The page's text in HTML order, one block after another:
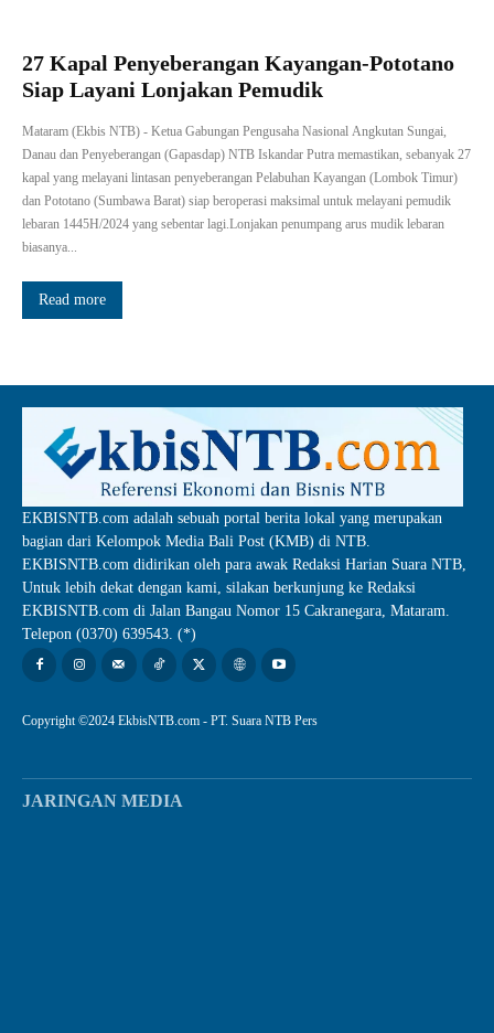
27 Kapal Penyeberangan Kayangan-Pototano
Siap Layani Lonjakan Pemudik
Mataram (Ekbis NTB) - Ketua Gabungan Pengusaha Nasional Angkutan Sungai,
Danau dan Penyeberangan (Gapasdap) NTB Iskandar Putra memastikan, sebanyak 27
kapal yang melayani lintasan penyeberangan Pelabuhan Kayangan (Lombok Timur)
dan Pototano (Sumbawa Barat) siap beroperasi maksimal untuk melayani pemudik
lebaran 1445H/2024 yang sebentar lagi.Lonjakan penumpang arus mudik lebaran
biasanya...
Read more
EKBISNTB.com adalah sebuah portal berita lokal yang merupakan
bagian dari Kelompok Media Bali Post (KMB) di NTB.
EKBISNTB.com didirikan oleh para awak Redaksi Harian Suara NTB,
Untuk lebih dekat dengan kami, silakan berkunjung ke Redaksi
EKBISNTB.com di Jalan Bangau Nomor 15 Cakranegara, Mataram.
Telepon (0370) 639543. (*)
Copyright ©2024 EkbisNTB.com - PT. Suara NTB Pers
JARINGAN MEDIA